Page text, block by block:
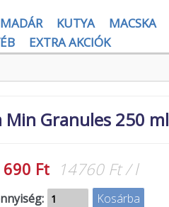
MADÁR KUTYA
MACSKA
EXTRA AKCIÓK
Min Granules 250 ml
690 Ft 14760 Ft / l